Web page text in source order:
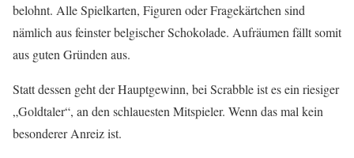
belohnt. Alle Spielkarten, Figuren oder Fragekärtchen sind
nämlich aus feinster belgischer Schokolade. Aufräumen fällt somit
aus guten Gründen aus.
Statt dessen geht der Hauptgewinn, bei Scrabble ist es ein riesiger
„Goldtaler“, an den schlauesten Mitspieler. Wenn das mal kein
besonderer Anreiz ist.